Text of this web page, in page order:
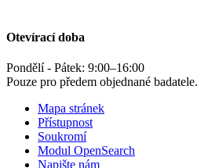
Otevírací doba
Pondělí - Pátek: 9:00–16:00
Pouze pro předem objednané badatele.
Mapa stránek
Přístupnost
Soukromí
Modul OpenSearch
Napište nám